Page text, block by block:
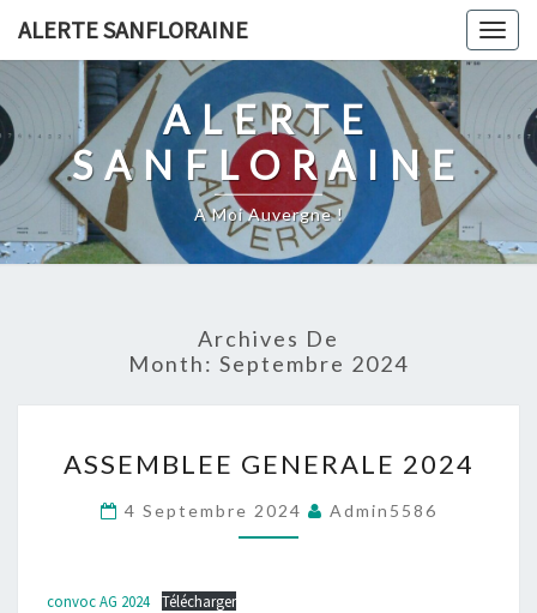
ALERTE SANFLORAINE
ALERTE
SANFLORAINE
A Moi Auvergne !
Archives De
Month: Septembre 2024
GENERALE
2024
ASSEMBLEE GENERALE 2024
4 Septembre 2024 Admin5586
convoc AG 2024 Télécharger